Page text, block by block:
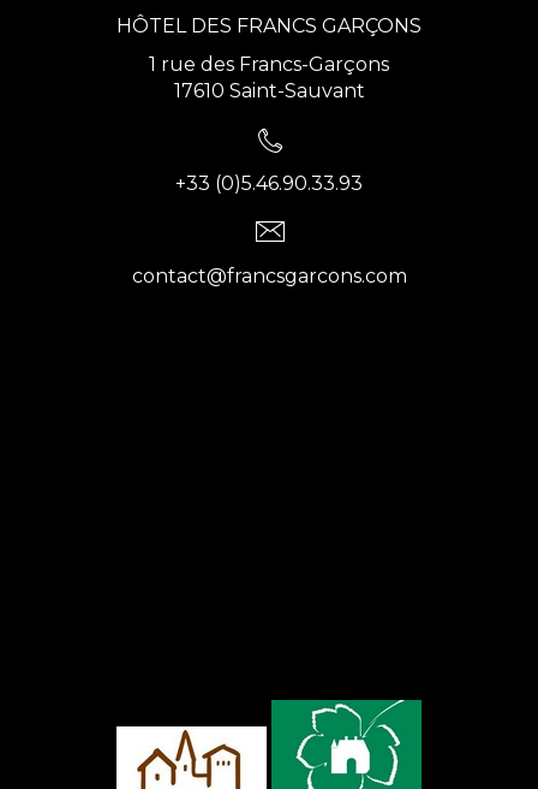
HÔTEL DES FRANCS GARÇONS
1 rue des Francs-Garçons
17610 Saint-Sauvant
+33 (0)5.46.90.33.93
contact@francsgarcons.com